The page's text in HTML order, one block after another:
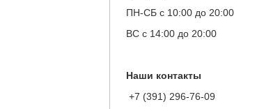
ПН-СБ с 10:00 до 20:00
ВС с 14:00 до 20:00
Наши контакты
+7 (391) 296-76-09